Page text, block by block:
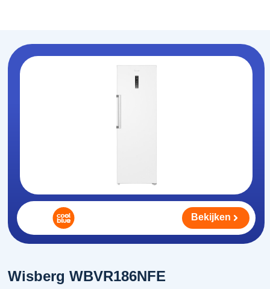
Wisberg WBVR186NFE
Bekijken